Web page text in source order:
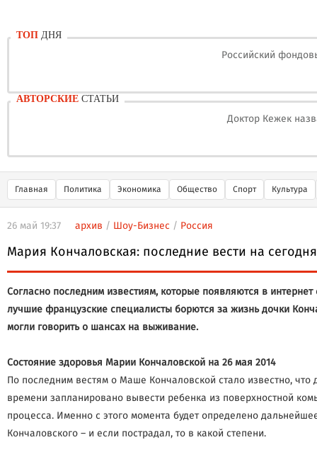
ТОП ДНЯ
Российский
АВТОРСКИЕ СТАТЬИ
Доктор Кежек
Главная Политика Экономика Общество Спорт Культура
26 май 19:37 архив / Шоу-Бизнес / Россия
Мария Кончаловская: последние вести на
Согласно последним известиям, которые появляются в
лучшие французские специалисты борются за жизнь дочки
могли говорить о шансах на выживание.
Состояние здоровья Марии Кончаловской на 26 мая 2014
По последним вестям о Маше Кончаловской стало известно,
времени запланировано вывести ребенка из поверхностной
процесса. Именно с этого момента будет определено
Кончаловского – и если пострадал, то в какой степени.